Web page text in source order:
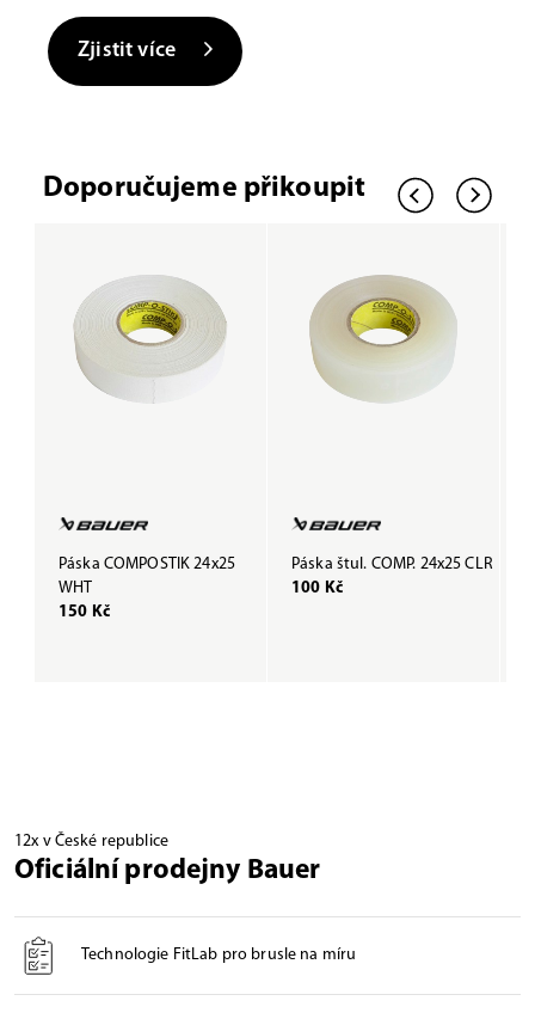
Zjistit více
Doporučujeme přikoupit
Páska COMPOSTIK 24x25
WHT
150 Kč
Páska štul. COMP. 24x25 CLR
100 Kč
12x v České republice
Oficiální prodejny Bauer
Technologie FitLab pro brusle na míru